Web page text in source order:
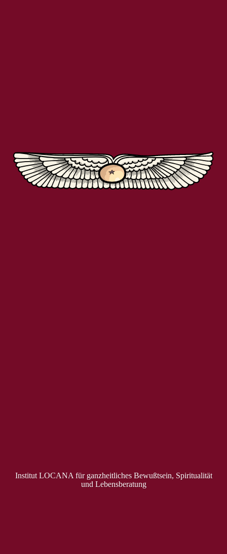
Institut LOCANA für ganzheitliches Bewußtsein, Spiritualität
und Lebensberatung